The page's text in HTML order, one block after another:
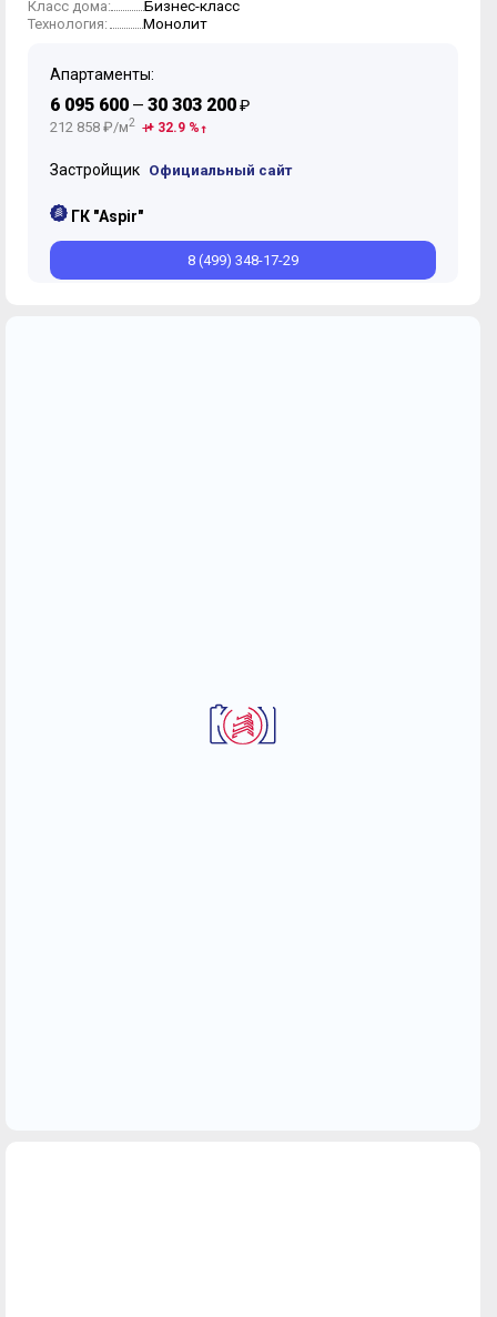
Класс дома: Бизнес-класс
Технология: Монолит
Апартаменты:
6 095 600 — 30 303 200₽
212 858 ₽/м2 + 32.9 %
Застройщик Официальный сайт
ГК "Aspir"
8 (499) 348-17-29